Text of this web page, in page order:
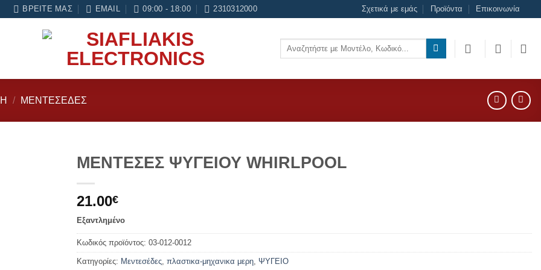
μήνες εγγύηση σε κάθε εργασία Service
ΒΡΕΊΤΕ ΜΑΣ EMAIL 09:00 - 18:00 2310312000 Σχετικά με εμάς Προϊόντα Επικοινωνία
Αναζήτηση
/ ΜΕΝΤΕΣΈΔΕΣ
ΜΕΝΤΕΣΕΣ ΨΥΓΕΙΟΥ WHIRLPOOL
21.00€
Εξαντλημένο
Κωδικός προϊόντος: 03-012-0012
Κατηγορίες: Μεντεσέδες πλαστικα-μηχανικα μερη ΨΥΓΕΙΟ